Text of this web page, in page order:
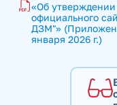
«Об утверждении
официального
ДЗМ"»
января 2026 г.)